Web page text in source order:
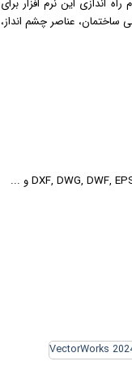
اندازی این نرم افزار برای
عناصر چشم انداز،